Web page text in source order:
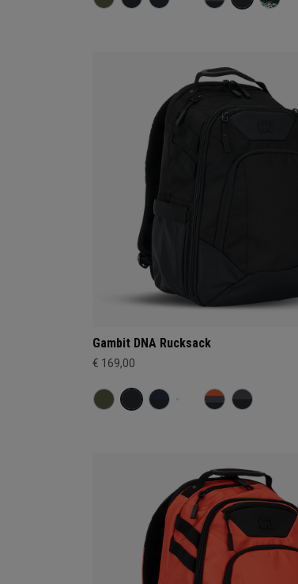
Gambit DNA Rucksack
€ 169,00